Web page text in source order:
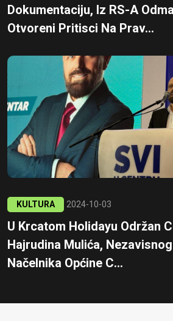
Dokumentaciju, Iz RS-A
Otvoreni Pritisci Na Prav...
KULTURA 2024-10-03
U Krcatom Holidayu Održan
Hajrudina Mulića,
Načelnika Općine C...